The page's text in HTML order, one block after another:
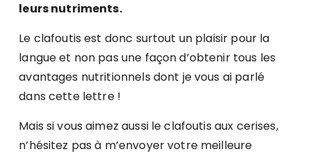
leurs nutriments.
Le clafoutis est donc surtout un plaisir pour la
langue et non pas une façon d’obtenir tous les
avantages nutritionnels dont je vous ai parlé
dans cette lettre !
Mais si vous aimez aussi le clafoutis aux cerises,
n’hésitez pas à m’envoyer votre meilleure